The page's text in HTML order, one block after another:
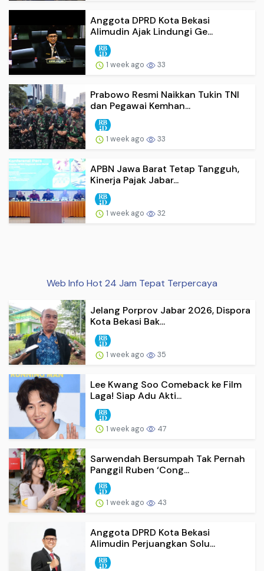
Anggota DPRD Kota Bekasi
Alimudin Ajak Lindungi Ge...
1 week ago 33
Prabowo Resmi Naikkan Tukin TNI
dan Pegawai Kemhan...
1 week ago 33
APBN Jawa Barat Tetap Tangguh,
Kinerja Pajak Jabar...
1 week ago 32
Web Info Hot 24 Jam Tepat Terpercaya
Jelang Porprov Jabar 2026, Dispora
Kota Bekasi Bak...
1 week ago 35
Lee Kwang Soo Comeback ke Film
Laga! Siap Adu Akti...
1 week ago 47
Sarwendah Bersumpah Tak Pernah
Panggil Ruben ‘Cong...
1 week ago 43
Anggota DPRD Kota Bekasi
Alimudin Perjuangkan Solu...